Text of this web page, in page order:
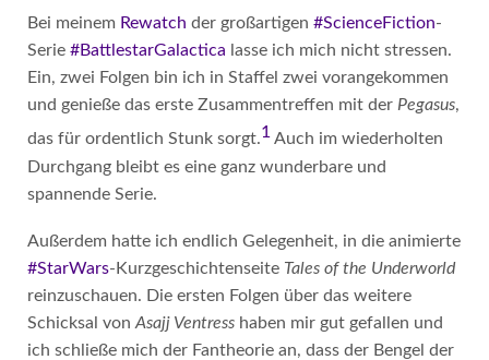
Bei meinem Rewatch der großartigen #ScienceFiction-
Serie #BattlestarGalactica lasse ich mich nicht stressen.
Ein, zwei Folgen bin ich in Staffel zwei vorangekommen
und genieße das erste Zusammentreffen mit der Pegasus,
das für ordentlich Stunk sorgt.1Auch im wiederholten
Durchgang bleibt es eine ganz wunderbare und
spannende Serie.
Außerdem hatte ich endlich Gelegenheit, in die animierte
#StarWars-Kurzgeschichtenseite Tales of the Underworld
reinzuschauen. Die ersten Folgen über das weitere
Schicksal von Asajj Ventresshaben mir gut gefallen und
ich schließe mich der Fantheorie an, dass der Bengel der